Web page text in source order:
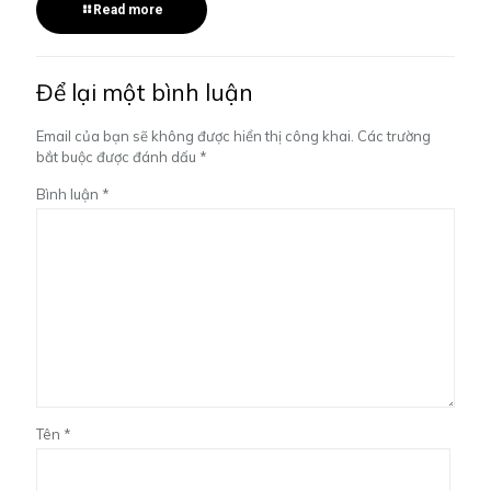
Read more
Để lại một bình luận
Email của bạn sẽ không được hiển thị công khai. Các trường
bắt buộc được đánh dấu *
Bình luận *
Tên *